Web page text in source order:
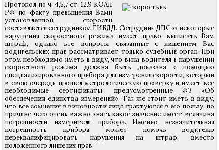
Протокол по ч. 4,5,7 ст. 12.9 КОАП
РФ по факту превышения Вами
установленной скорости
составляется сотрудником ГИБДД. Сотрудник ДПС за некоторые
нарушения скоростного режима имеет право выписать Вам
штраф, однако все вопросы, связанные с лишением Вас
водительских прав рассматривает только судебный орган. При
этом необходимо иметь в виду, что вина водителя в нарушении
скоростного режима должна быть доказана с помощью
специализированного прибора для измерения скорости, который
в свою очередь прошел метрологическую проверку и имеет все
необходимые сертификаты, предусмотренные ФЗ «Об
обеспечении единства измерений». Так же стоит иметь в виду,
что все сомнения в виновности лица трактуются в его пользу, по
причине чего очень важно знать какое значение имеет величина
погрешности измерителя прибора. Именно незначительная
погрешность прибора может помочь водителю
переквалифицировать нарушения на штраф, вместо
положенного лишения прав.